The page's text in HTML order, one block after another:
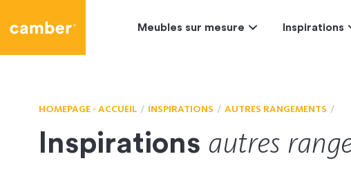
Meubles sur mesure Inspirations
HOMEPAGE - ACCUEIL INSPIRATIONS AUTRES RANGEMENTS
Inspirations autres